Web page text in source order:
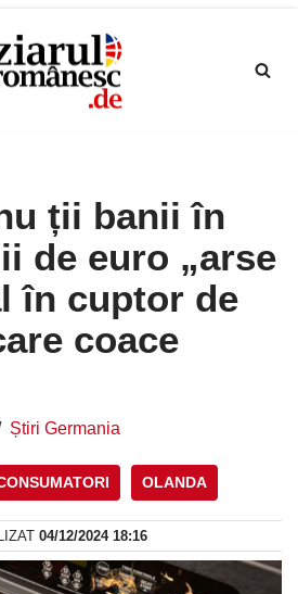
ții banii în
de euro „arse
în cuptor de
coace
Știri Germania
OLANDA
04/12/2024 18:16